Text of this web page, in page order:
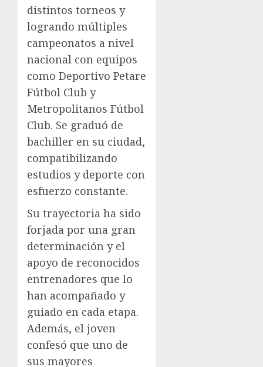
distintos torneos y
logrando múltiples
campeonatos a nivel
nacional con equipos
como Deportivo Petare
Fútbol Club y
Metropolitanos Fútbol
Club. Se graduó de
bachiller en su ciudad,
compatibilizando
estudios y deporte con
esfuerzo constante.
Su trayectoria ha sido
forjada por una gran
determinación y el
apoyo de reconocidos
entrenadores que lo
han acompañado y
guiado en cada etapa.
Además, el joven
confesó que uno de
sus mayores